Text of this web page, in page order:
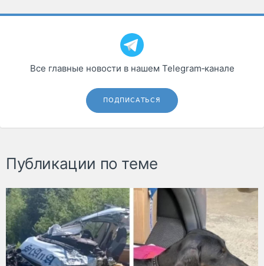
Все главные новости в нашем Telegram‑канале
ПОДПИСАТЬСЯ
Публикации по теме